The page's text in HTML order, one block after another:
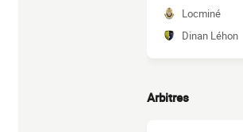
Locminé
Dinan Léhon
Arbitres